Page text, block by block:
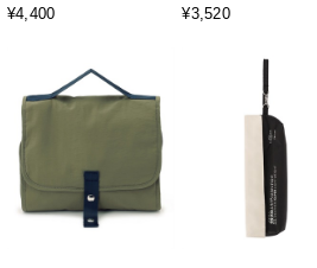
チパチトリップポー
¥4,400
チパチトリップポー
¥3,520